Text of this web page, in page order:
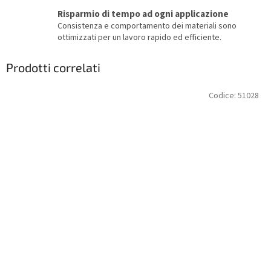
Risparmio di tempo ad ogni applicazione
Consistenza e comportamento dei materiali sono
ottimizzati per un lavoro rapido ed efficiente.
Prodotti correlati
Codice: 51028